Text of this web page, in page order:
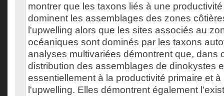
montrer que les taxons liés à une
dominent les assemblages des zones
l'upwelling alors que les sites associés au
océaniques sont dominés par les taxons
analyses multivariées démontrent que, dans
distribution des assemblages de dinokystes
essentiellement à la productivité primaire et
l'upwelling. Elles démontrent également